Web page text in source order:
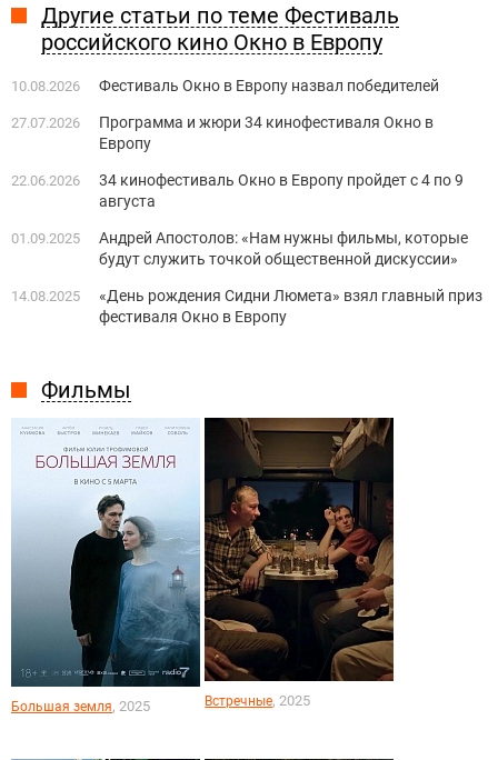
Фильмы
Большая земля, 2025 Встречные, 2025
Другие статьи по теме Фестиваль
российского кино Окно в Европу
10.08.2026 Фестиваль Окно в Европу назвал победителей
27.07.2026
Программа и жюри 34 кинофестиваля Окно в
Европу
22.06.2026
34 кинофестиваль Окно в Европу пройдет с 4 по 9
августа
01.09.2025
Андрей Апостолов: «Нам нужны фильмы, которые
будут служить точкой общественной дискуссии»
14.08.2025
«День рождения Сидни Люмета» взял главный приз
фестиваля Окно в Европу